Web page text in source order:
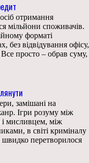
отримання
мільйони споживачів.
форматі
відвідування офісу,
просто – обрав суму,
замішані на
Ігри розуму між
і мисливцем, між
в світі криміналу
швидко перетворилося